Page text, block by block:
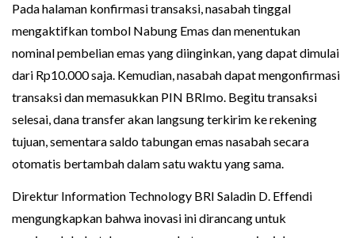
Pada halaman konfirmasi transaksi, nasabah tinggal
mengaktifkan tombol Nabung Emas dan menentukan
nominal pembelian emas yang diinginkan, yang dapat dimulai
dari Rp10.000 saja. Kemudian, nasabah dapat mengonfirmasi
transaksi dan memasukkan PIN BRImo. Begitu transaksi
selesai, dana transfer akan langsung terkirim ke rekening
tujuan, sementara saldo tabungan emas nasabah secara
otomatis bertambah dalam satu waktu yang sama.
Direktur Information Technology BRI Saladin D. Effendi
mengungkapkan bahwa inovasi ini dirancang untuk